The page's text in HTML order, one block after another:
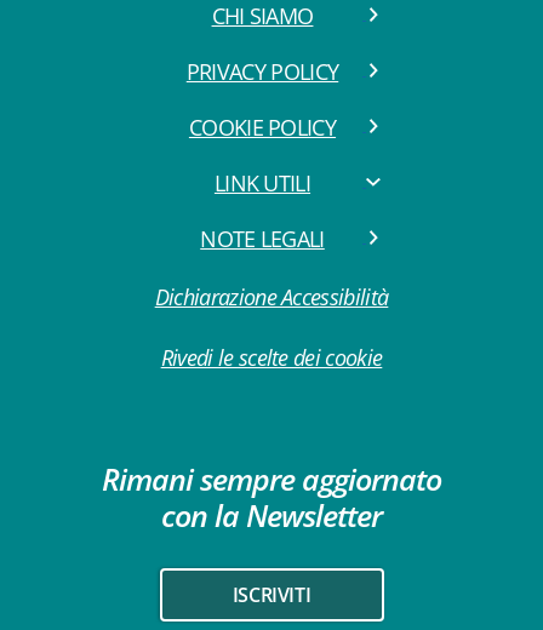
CHI SIAMO
PRIVACY POLICY
COOKIE POLICY
LINK UTILI
NOTE LEGALI
Dichiarazione Accessibilità
Rivedi le scelte dei cookie
Rimani sempre aggiornato
con la Newsletter
ISCRIVITI